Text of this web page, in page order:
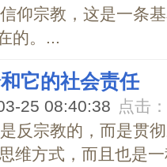
仰宗教，这是一条
的。...
它的社会责任
25 08:40:38 点击：
反宗教的，而是贯
维方式，而且也是